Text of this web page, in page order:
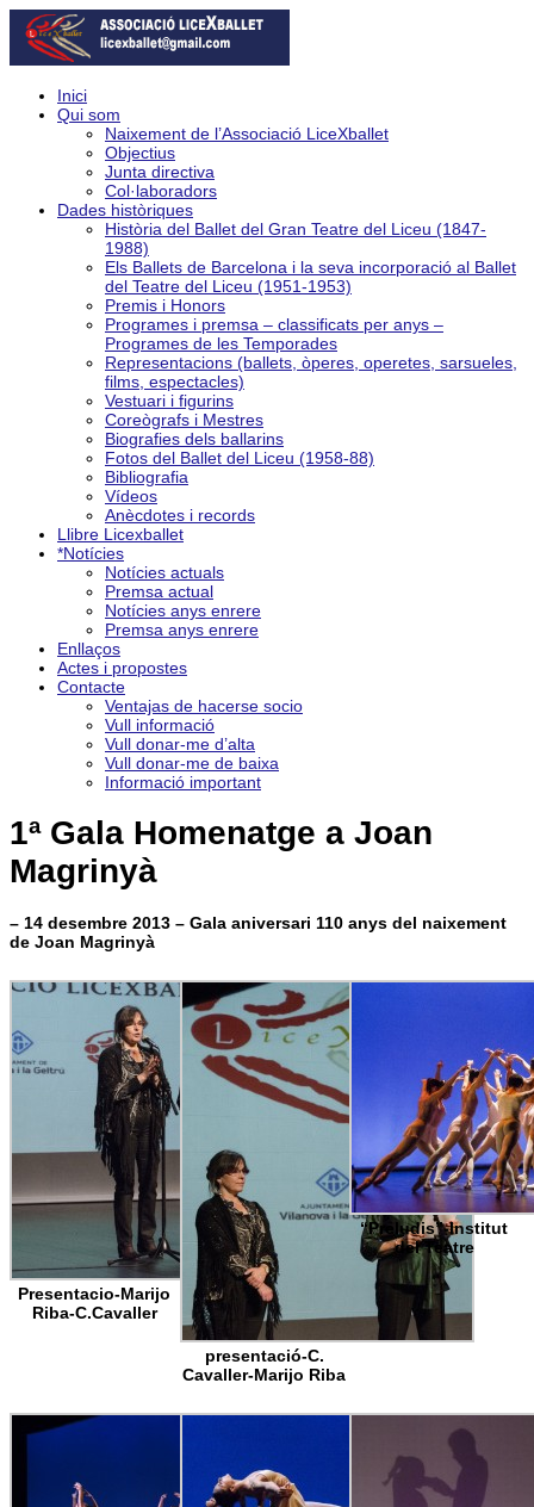
Inici
Qui som
Naixement de l’Associació LiceXballet
Objectius
Junta directiva
Col·laboradors
Dades històriques
Història del Ballet del Gran Teatre del Liceu (1847-
1988)
Els Ballets de Barcelona i la seva incorporació al Ballet
del Teatre del Liceu (1951-1953)
Premis i Honors
Programes i premsa – classificats per anys –
Programes de les Temporades
Representacions (ballets, òperes, operetes, sarsueles,
films, espectacles)
Vestuari i figurins
Coreògrafs i Mestres
Biografies dels ballarins
Fotos del Ballet del Liceu (1958-88)
Bibliografia
Vídeos
Anècdotes i records
Llibre Licexballet
*Notícies
Notícies actuals
Premsa actual
Notícies anys enrere
Premsa anys enrere
Enllaços
Actes i propostes
Contacte
Ventajas de hacerse socio
Vull informació
Vull donar-me d’alta
Vull donar-me de baixa
Informació important
1ª Gala Homenatge a Joan
Magrinyà
– 14 desembre 2013 – Gala aniversari 110 anys del naixement
de Joan Magrinyà
Presentacio-Marijo
Riba-C.Cavaller
presentació-C.
Cavaller-Marijo Riba
“Preludis”-Institut
del Teatre